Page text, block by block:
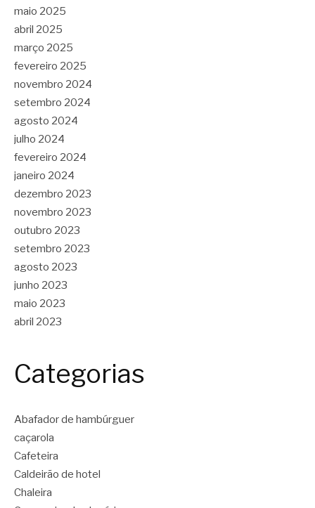
maio 2025
abril 2025
março 2025
fevereiro 2025
novembro 2024
setembro 2024
agosto 2024
julho 2024
fevereiro 2024
janeiro 2024
dezembro 2023
novembro 2023
outubro 2023
setembro 2023
agosto 2023
junho 2023
maio 2023
abril 2023
Categorias
Abafador de hambúrguer
caçarola
Cafeteira
Caldeirão de hotel
Chaleira